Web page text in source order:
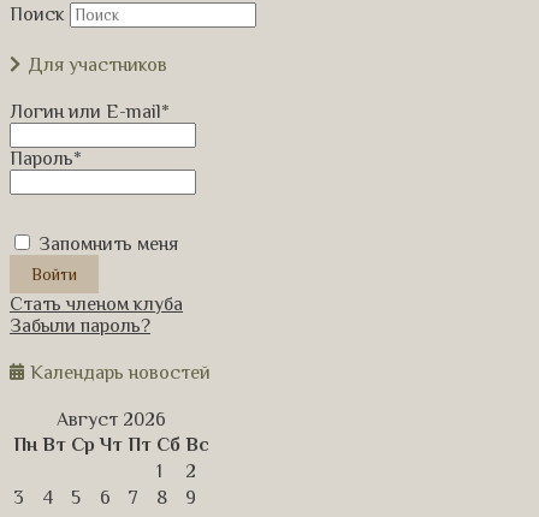
Поиск
Для участников
Логин или E-mail*
Пароль*
Запомнить меня
Стать членом клуба
Забыли пароль?
Календарь новостей
Август 2026
Пн Вт Ср Чт Пт Сб Вс
1
2
3
4 5 6 7 8
9